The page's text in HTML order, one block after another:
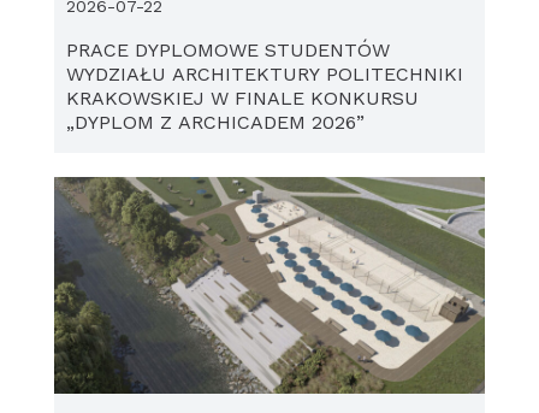
PRACE DYPLOMOWE STUDENTÓW
WYDZIAŁU ARCHITEKTURY POLITECHNIKI
KRAKOWSKIEJ W FINALE KONKURSU
„DYPLOM Z ARCHICADEM 2026”
2026-07-22